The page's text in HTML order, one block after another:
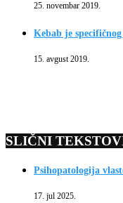
25. novembar 2019.
Kebab je
15. avgust 2019.
SLIČNI
Psihopatologija
17. jul 2025.